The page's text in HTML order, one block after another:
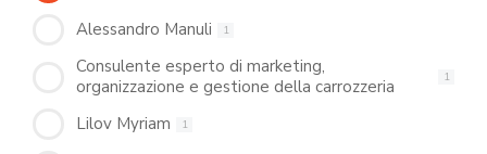
Alessandro Manuli 1
Consulente esperto di marketing,
organizzazione e gestione della carrozzeria
1
Lilov Myriam 1